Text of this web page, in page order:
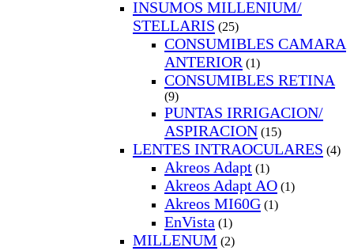
INSUMOS MILLENIUM/
STELLARIS (25)
CONSUMIBLES CAMARA
ANTERIOR (1)
CONSUMIBLES RETINA
(9)
PUNTAS IRRIGACION/
ASPIRACION (15)
LENTES INTRAOCULARES (4)
Akreos Adapt (1)
Akreos Adapt AO (1)
Akreos MI60G (1)
EnVista (1)
MILLENUM (2)